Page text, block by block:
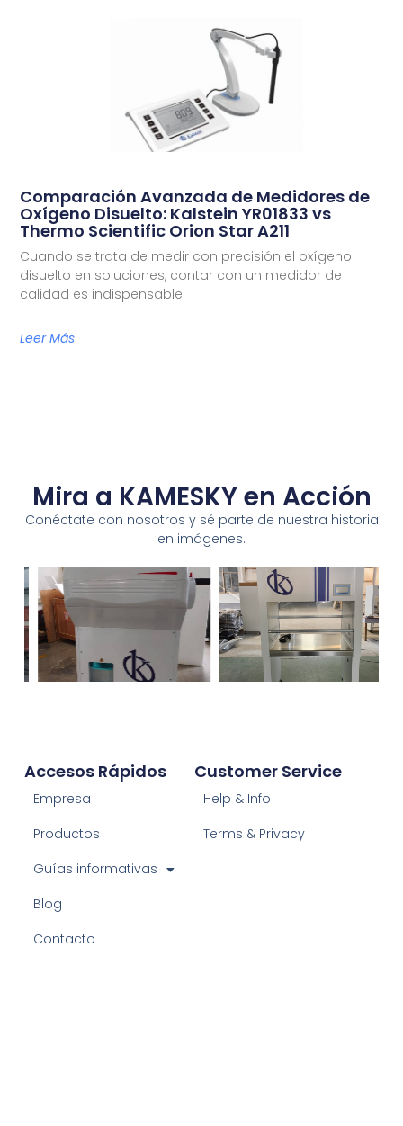
Comparación Avanzada de Medidores de
Oxígeno Disuelto: Kalstein YR01833 vs
Thermo Scientific Orion Star A211
Cuando se trata de medir con precisión el oxígeno
disuelto en soluciones, contar con un medidor de
calidad es indispensable.
Leer Más
Mira a KAMESKY en Acción
Conéctate con nosotros y sé parte de nuestra historia
en imágenes.
Customer Service
Help & Info
Terms & Privacy
Accesos Rápidos
Empresa
Productos
Guías informativas
Blog
Contacto